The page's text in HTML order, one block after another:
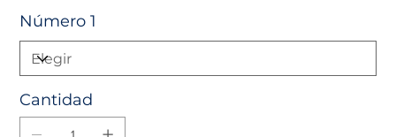
Número 1
Cantidad